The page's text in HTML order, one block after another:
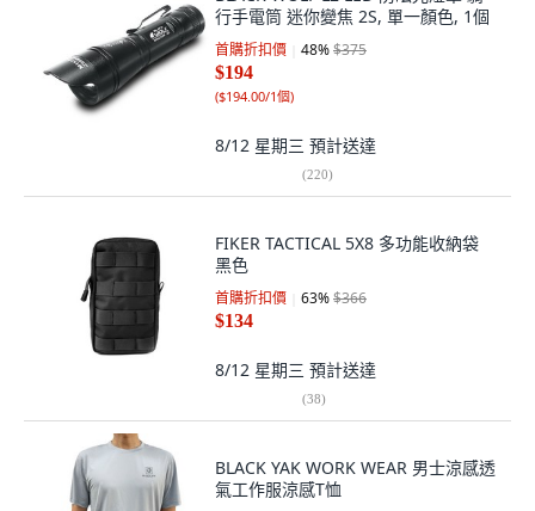
行手電筒 迷你變焦 2S, 單一顏色, 1個
首購折扣價 48%$375
$194
($194.00/1個)
8/12 星期三 預計送達
(220)
FIKER TACTICAL 5X8 多功能收納袋
黑色
首購折扣價 63%$366
$134
8/12 星期三 預計送達
(38)
BLACK YAK WORK WEAR 男士涼感透
氣工作服涼感T恤